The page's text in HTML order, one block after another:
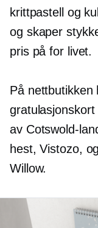
krittpastell og
og skaper
pris på for livet.
På nettbutikken
av Cotswold-
hest, Vistozo,
Willow.